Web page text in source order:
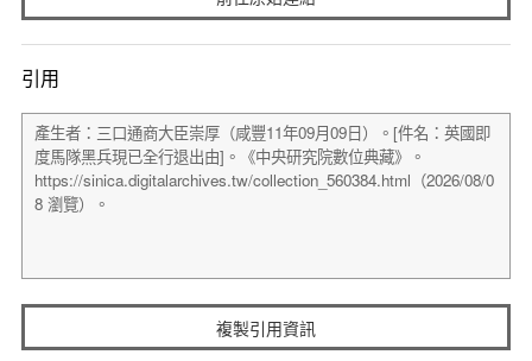
引用
複製引用資訊